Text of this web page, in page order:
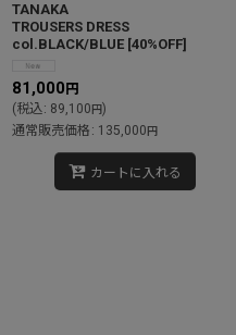
TANAKA
TROUSERS DRESS
col.BLACK/BLUE [40%OFF]
81,000 円
(税込: 89,100円)
通常販売価格 : 135,000円
カートに入れる